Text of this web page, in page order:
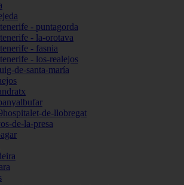
- puntagorda
- la-orotava
- fasnia
- los-realejos
de-santa-maría
de-llobregat
de-la-presa